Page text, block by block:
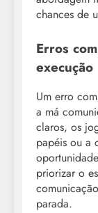
chances de
Erros
execução
Um erro
a má
claros, os
papéis ou a
priorizar o
parada.